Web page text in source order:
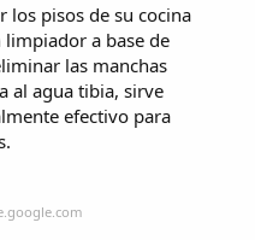
los pisos de su cocina
limpiador a base de
las manchas
al agua tibia, sirve
efectivo para